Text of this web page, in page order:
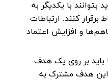
بتوانند با یکدیگر به
کنند. ارتباطات
و افزایش اعتماد
بر روی یک هدف
این هدف مشترک به